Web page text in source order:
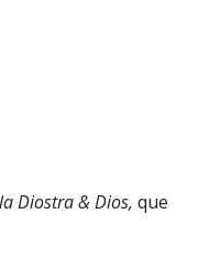
Diostra & Dios, que